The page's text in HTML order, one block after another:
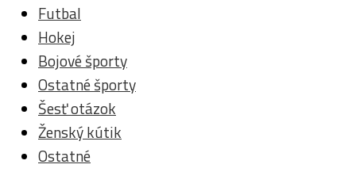
Futbal
Hokej
Bojové športy
Ostatné športy
Šesť otázok
Ženský kútik
Ostatné